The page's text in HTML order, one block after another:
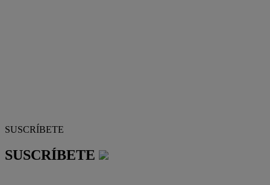
SUSCRÍBETE
SUSCRÍBETE